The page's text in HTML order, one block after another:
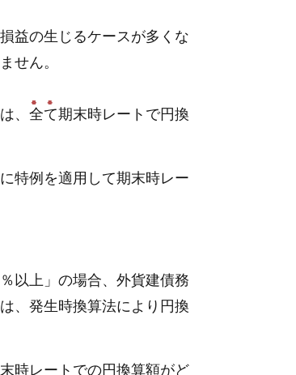
益の生じるケースが多くな
せん。
、 全て期末時レートで円換
特例を適用して期末時レー
以上」の場合、外貨建債務
、発生時換算法により円換
時レートでの円換算額がど